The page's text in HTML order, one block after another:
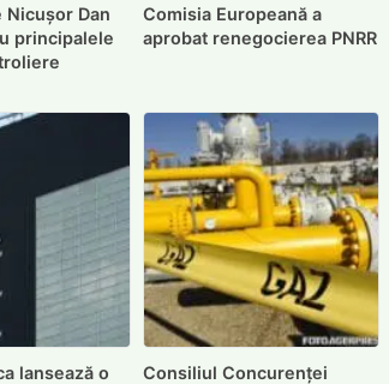
Nicușor Dan
principalele
Comisia Europeană a
aprobat renegocierea PNRR
lansează o
Consiliul Concurenței